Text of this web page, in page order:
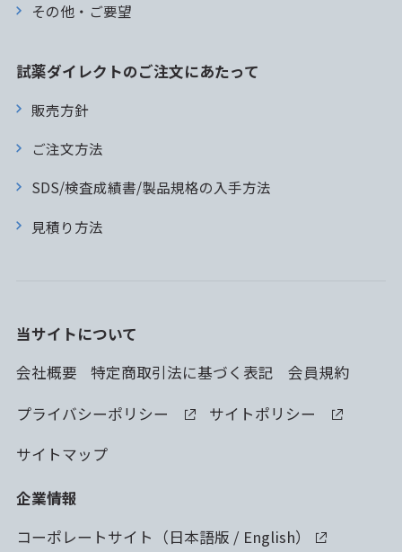
その他・ご要望
試薬ダイレクトのご注文にあたって
販売方針
ご注文方法
SDS/検査成績書/製品規格の入手方法
見積り方法
当サイトについて
会社概要
特定商取引法に基づく表記
会員規約
プライバシーポリシー
サイトポリシー
サイトマップ
企業情報
コーポレートサイト（日本語版 / English）